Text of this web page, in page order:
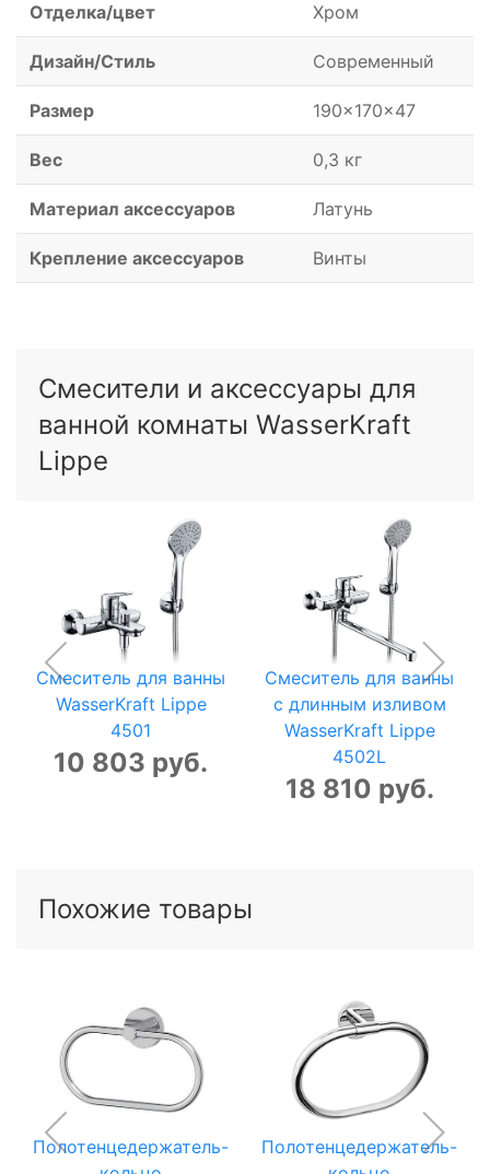
Отделка/цвет Хром
Дизайн/Стиль Современный
Размер 190x170x47
Вес 0,3 кг
Материал аксессуаров Латунь
Крепление аксессуаров Винты
Смесители и аксессуары для
ванной комнаты WasserKraft
Lippe
Смеситель для ванны
WasserKraft Lippe
4501
10 803 руб.
Смеситель для ванны
с длинным изливом
WasserKraft Lippe
4502L
18 810 руб.
Похожие товары
Полотенцедержатель-
Полотенцедержатель-